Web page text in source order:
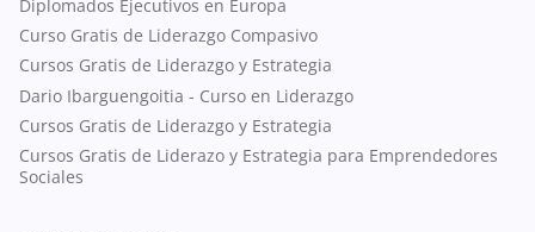
Diplomados Ejecutivos en Europa
Curso Gratis de Liderazgo Compasivo
Cursos Gratis de Liderazgo y Estrategia
Dario Ibarguengoitia - Curso en Liderazgo
Cursos Gratis de Liderazgo y Estrategia
Cursos Gratis de Liderazo y Estrategia para Emprendedores
Sociales